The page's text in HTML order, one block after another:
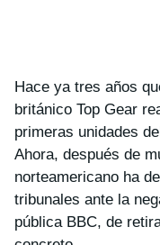
Hace ya tres años
británico Top Gear
primeras unidades
Ahora, después de
norteamericano ha
tribunales ante la
pública BBC, de